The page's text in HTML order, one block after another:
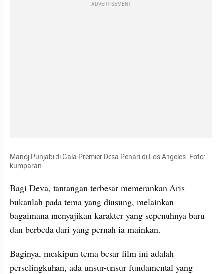
ADVERTISEMENT
Manoj Punjabi di Gala Premier Desa Penari di Los Angeles. Foto:
kumparan
Bagi Deva, tantangan terbesar memerankan Aris
bukanlah pada tema yang diusung, melainkan
bagaimana menyajikan karakter yang sepenuhnya baru
dan berbeda dari yang pernah ia mainkan.
Baginya, meskipun tema besar film ini adalah
perselingkuhan, ada unsur-unsur fundamental yang